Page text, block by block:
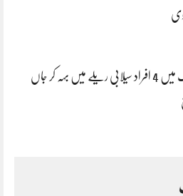
کرک میں 4 افراد سیلابی ریلے میں بہہ کر جاں